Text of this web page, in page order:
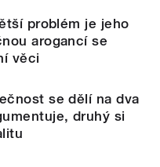
problém je jeho
arogancí se
věci
se dělí na dva
druhý si